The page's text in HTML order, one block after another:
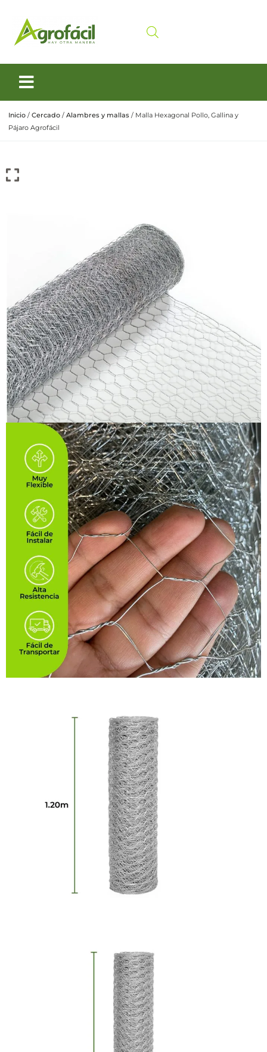
Inicio / Cercado / Alambres y mallas / Malla Hexagonal Pollo, Gallina y
Pájaro Agrofácil